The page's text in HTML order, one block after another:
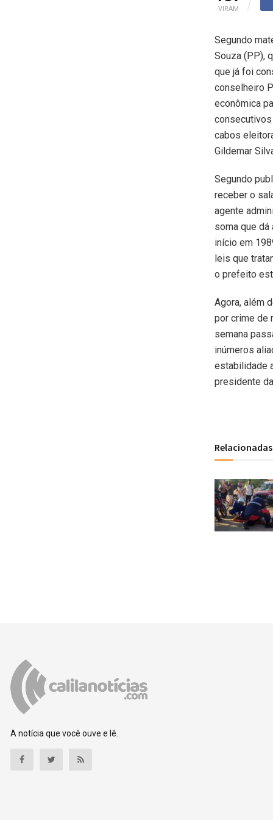
VIRAM
Segundo
Souza (PP),
que já foi
conselheiro
econômica
cabos
Gildemar
Segundo
receber o
agente
soma que
início em
leis que
o prefeito
Agora, além
por crime de
semana
inúmeros
estabilidade
presidente
Relacionadas
A notícia que você ouve e lê.